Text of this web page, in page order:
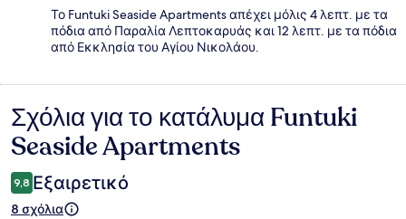
Το Funtuki Seaside Apartments απέχει μόλις 4 λεπτ. με τα
πόδια από Παραλία Λεπτοκαρυάς και 12 λεπτ. με τα πόδια
από Εκκλησία του Αγίου Νικολάου.
Σχόλια
Σχόλια για το κατάλυμα Funtuki
Seaside Apartments
9,8 Εξαιρετικό
8 σχόλια